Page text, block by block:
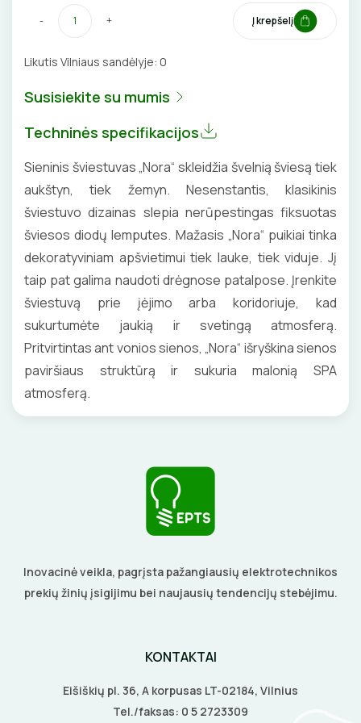
GRINDINĖS DĖŽUTĖS
VENTILIATORIAI
BATERIJOS
EL. SKAMBUČIAI
ŽAIBOSAUGA IR ĮŽEMINIMAS
GELINĖS JUNGTYS
BŪGNAI KABELIŲ VYNIOJIMUI
GRĘŽIMO KARŪNOS, GRĄŽTAI
GULSČIUKAI
ETIKEČIŲ SPAUSDINTUVAI
PJOVIMO ĮRANKIAI
KALIMO ĮRANKIAI
LITAVIMO, KLIJAVIMO ĮRANKIAI
- + Į krepšelį
Likutis Vilniaus sandėlyje: 0
Susisiekite su mumis
Techninės specifikacijos
Sieninis šviestuvas „Nora“ skleidžia švelnią šviesą tiek
aukštyn, tiek žemyn. Nesenstantis, klasikinis
šviestuvo dizainas slepia nerūpestingas fiksuotas
šviesos diodų lemputes. Mažasis „Nora“ puikiai tinka
dekoratyviniam apšvietimui tiek lauke, tiek viduje. Jį
taip pat galima naudoti drėgnose patalpose. Įrenkite
šviestuvą prie įėjimo arba koridoriuje, kad
sukurtumėte jaukią ir svetingą atmosferą.
Pritvirtintas ant vonios sienos, „Nora“ išryškina sienos
paviršiaus struktūrą ir sukuria malonią SPA
atmosferą.
Inovacinė veikla, pagrįsta pažangiausių elektrotechnikos
prekių žinių įsigijimu bei naujausių tendencijų stebėjimu.
KONTAKTAI
Eišiškių pl. 36, A korpusas LT-02184, Vilnius
Tel./faksas: 0 5 2723309